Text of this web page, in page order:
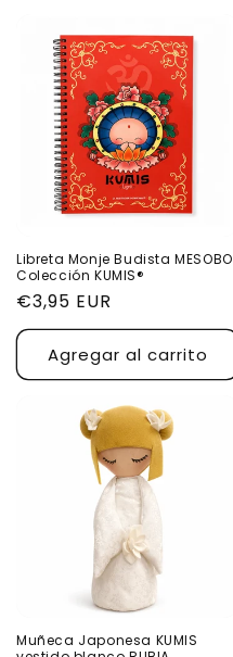
Libreta Monje Budista MESOBO
Colección KUMIS®
Precio
habitual
€3,95 EUR
Agregar al carrito
Muñeca Japonesa KUMIS